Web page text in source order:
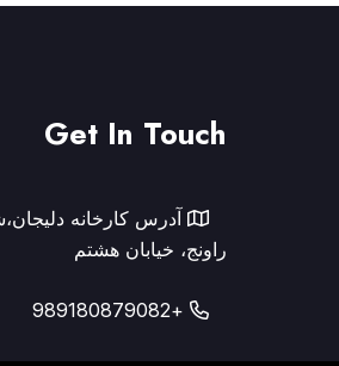
Get In Touch
آدرس کارخانه
راونج، خیابان هشتم
+989180879082